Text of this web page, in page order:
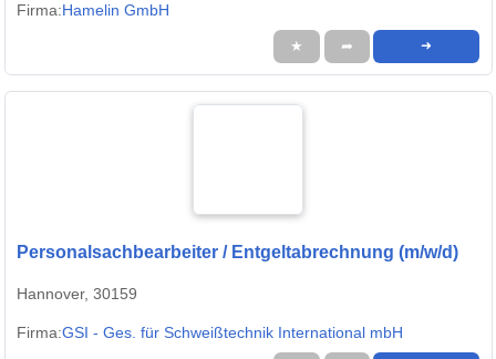
Firma:Hamelin GmbH
★ ➦ ➜
Personalsachbearbeiter / Entgeltabrechnung (m/w/d)
Hannover, 30159
Firma:GSI - Ges. für Schweißtechnik International mbH